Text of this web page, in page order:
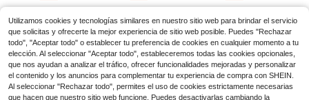
Utilizamos cookies y tecnologías similares en nuestro sitio web para brindar el servicio
que solicitas y ofrecerte la mejor experiencia de sitio web posible. Puedes "Rechazar
todo", "Aceptar todo" o establecer tu preferencia de cookies en cualquier momento a tu
elección. Al seleccionar "Aceptar todo", estableceremos todas las cookies opcionales,
que nos ayudan a analizar el tráfico, ofrecer funcionalidades mejoradas y personalizar
el contenido y los anuncios para complementar tu experiencia de compra con SHEIN.
Al seleccionar "Rechazar todo", permites el uso de cookies estrictamente necesarias
que hacen que nuestro sitio web funcione. Puedes desactivarlas cambiando la